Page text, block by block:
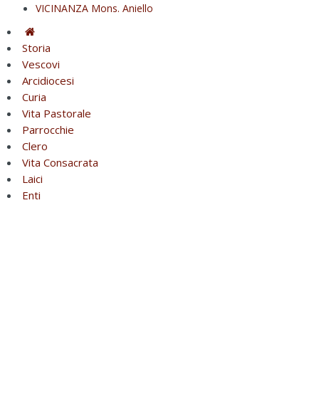
VICINANZA Mons. Aniello
Storia
Vescovi
Arcidiocesi
Curia
Vita Pastorale
Parrocchie
Clero
Vita Consacrata
Laici
Enti